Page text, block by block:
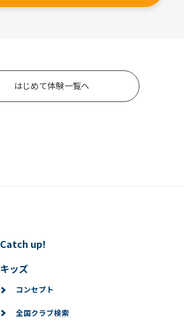
はじめて体験一覧へ
Catch up!
キッズ
コンセプト
全国クラブ検索